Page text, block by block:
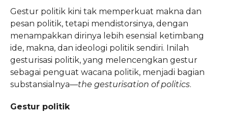
Gestur politik kini tak memperkuat makna dan
pesan politik, tetapi mendistorsinya, dengan
menampakkan dirinya lebih esensial ketimbang
ide, makna, dan ideologi politik sendiri. Inilah
gesturisasi politik, yang melencengkan gestur
sebagai penguat wacana politik, menjadi bagian
substansialnya—the gesturisation of politics.
Gestur politik